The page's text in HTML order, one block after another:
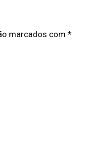
marcados com *